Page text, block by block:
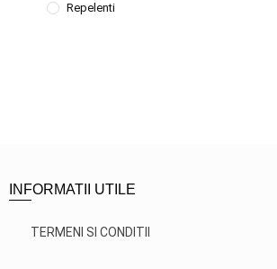
Repelenti
INFORMATII UTILE
TERMENI SI CONDITII